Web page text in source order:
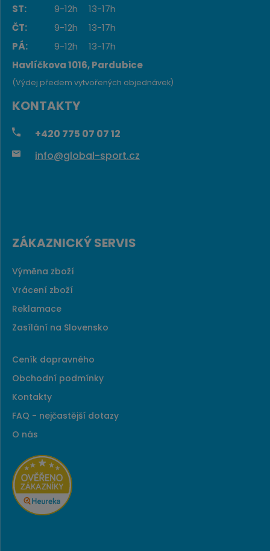
ST:
9-12h
13-17h
ČT:
9-12h
13-17h
PÁ:
9-12h
13-17h
Havlíčkova 1016, Pardubice
KONTAKTY
+420 775 07 07 12
info@global-sport.cz
(Výdej předem vytvořených objednávek)
ZÁKAZNICKÝ SERVIS
Výměna zboží
Vrácení zboží
Reklamace
Zasílání na Slovensko
Ceník dopravného
Obchodní podmínky
Kontakty
FAQ - nejčastější dotazy
O nás